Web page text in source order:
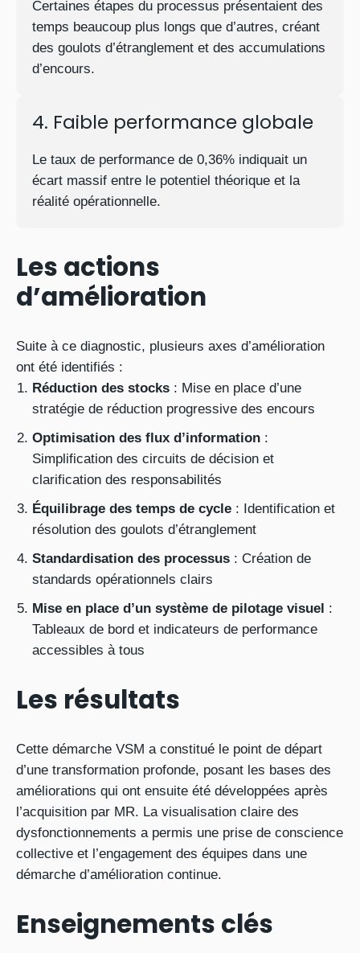
Certaines étapes du processus présentaient des
temps beaucoup plus longs que d’autres, créant
des goulots d’étranglement et des accumulations
d’encours.
4. Faible performance globale
Le taux de performance de 0,36% indiquait un
écart massif entre le potentiel théorique et la
réalité opérationnelle.
Les actions
d’amélioration
Suite à ce diagnostic, plusieurs axes d’amélioration
ont été identifiés :
Réduction des stocks : Mise en place d’une
stratégie de réduction progressive des encours
Optimisation des flux d’information :
Simplification des circuits de décision et
clarification des responsabilités
Équilibrage des temps de cycle : Identification et
résolution des goulots d’étranglement
Standardisation des processus : Création de
standards opérationnels clairs
Mise en place d’un système de pilotage visuel :
Tableaux de bord et indicateurs de performance
accessibles à tous
Les résultats
Cette démarche VSM a constitué le point de départ
d’une transformation profonde, posant les bases des
améliorations qui ont ensuite été développées après
l’acquisition par MR. La visualisation claire des
dysfonctionnements a permis une prise de conscience
collective et l’engagement des équipes dans une
démarche d’amélioration continue.
Enseignements clés